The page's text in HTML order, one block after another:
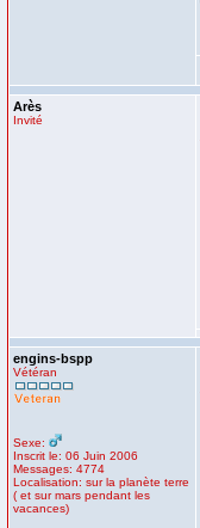
Arès
Invité
engins-bspp
Vétéran
Sexe:
Inscrit le: 06 Juin 2006
Messages: 4774
Localisation: sur la planète terre
( et sur mars pendant les
vacances)